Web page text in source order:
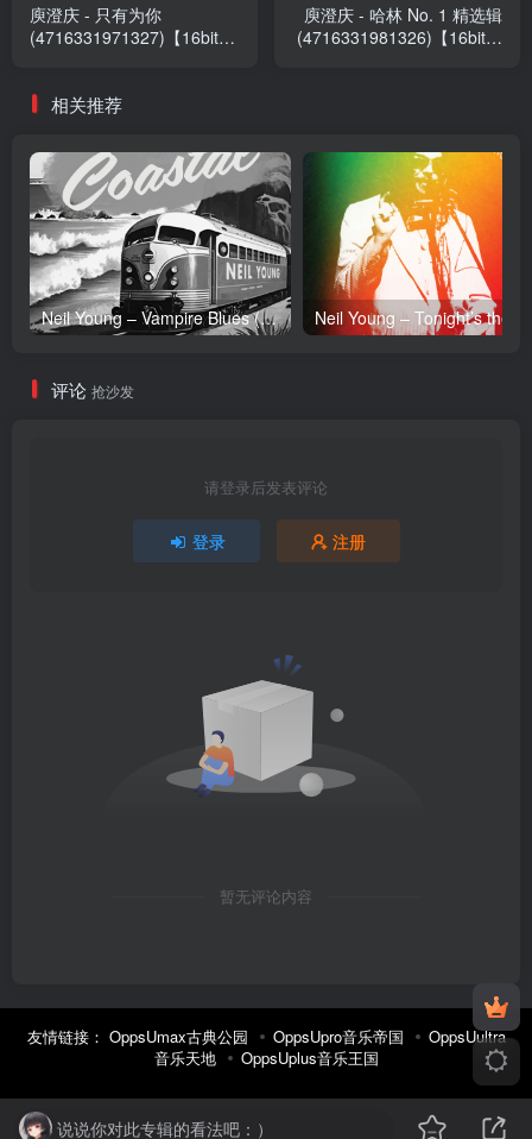
庾澄庆 - 只有为你
(4716331971327)【16bit／
庾澄庆 - 哈林 No. 1 精选辑
(4716331981326)【16bit／
相关推荐
Neil Young – Vampire Blues (Live) – Single(054391239303)【24bit／96.0kHz】土耳其区
评论 抢沙发
请登录后发表评论
登录 注册
暂无评论内容
友情链接： OppsUmax古典公园 OppsUpro音乐帝国
OppsUultra
音乐天地
OppsUplus音乐王国
说说你对此专辑的看法吧：）